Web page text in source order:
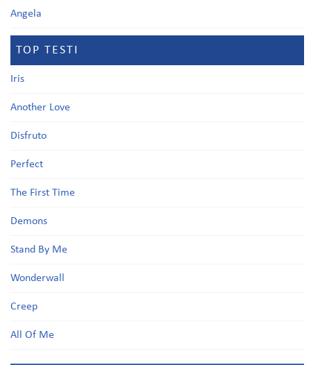
Angela
TOP TESTI
Iris
Another Love
Disfruto
Perfect
The First Time
Demons
Stand By Me
Wonderwall
Creep
All Of Me